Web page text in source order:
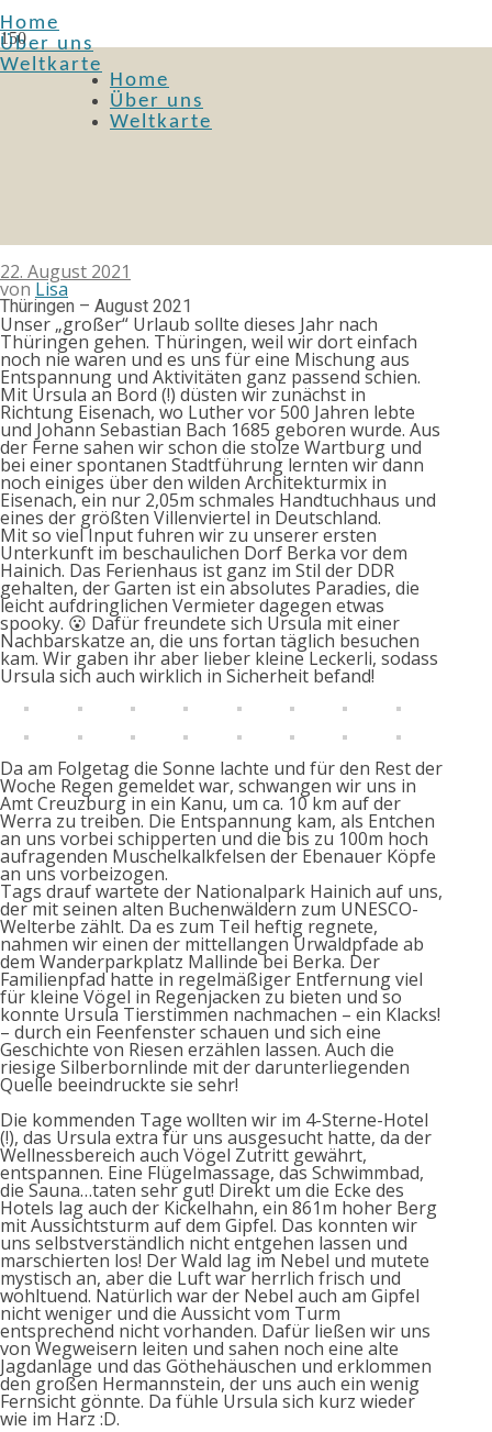
Home
Über uns
Weltkarte
150
Home
Über uns
Weltkarte
22. August 2021
von Lisa
Thüringen – August 2021
Unser „großer“ Urlaub sollte dieses Jahr nach
Thüringen gehen. Thüringen, weil wir dort einfach
noch nie waren und es uns für eine Mischung aus
Entspannung und Aktivitäten ganz passend schien.
Mit Ursula an Bord (!) düsten wir zunächst in
Richtung Eisenach, wo Luther vor 500 Jahren lebte
und Johann Sebastian Bach 1685 geboren wurde. Aus
der Ferne sahen wir schon die stolze Wartburg und
bei einer spontanen Stadtführung lernten wir dann
noch einiges über den wilden Architekturmix in
Eisenach, ein nur 2,05m schmales Handtuchhaus und
eines der größten Villenviertel in Deutschland.
Mit so viel Input fuhren wir zu unserer ersten
Unterkunft im beschaulichen Dorf Berka vor dem
Hainich. Das Ferienhaus ist ganz im Stil der DDR
gehalten, der Garten ist ein absolutes Paradies, die
leicht aufdringlichen Vermieter dagegen etwas
spooky. 😮 Dafür freundete sich Ursula mit einer
Nachbarskatze an, die uns fortan täglich besuchen
kam. Wir gaben ihr aber lieber kleine Leckerli, sodass
Ursula sich auch wirklich in Sicherheit befand!
Da am Folgetag die Sonne lachte und für den Rest der
Woche Regen gemeldet war, schwangen wir uns in
Amt Creuzburg in ein Kanu, um ca. 10 km auf der
Werra zu treiben. Die Entspannung kam, als Entchen
an uns vorbei schipperten und die bis zu 100m hoch
aufragenden Muschelkalkfelsen der Ebenauer Köpfe
an uns vorbeizogen.
Tags drauf wartete der Nationalpark Hainich auf uns,
der mit seinen alten Buchenwäldern zum UNESCO-
Welterbe zählt. Da es zum Teil heftig regnete,
nahmen wir einen der mittellangen Urwaldpfade ab
dem Wanderparkplatz Mallinde bei Berka. Der
Familienpfad hatte in regelmäßiger Entfernung viel
für kleine Vögel in Regenjacken zu bieten und so
konnte Ursula Tierstimmen nachmachen – ein Klacks!
– durch ein Feenfenster schauen und sich eine
Geschichte von Riesen erzählen lassen. Auch die
riesige Silberbornlinde mit der darunterliegenden
Quelle beeindruckte sie sehr!
Die kommenden Tage wollten wir im 4-Sterne-Hotel
(!), das Ursula extra für uns ausgesucht hatte, da der
Wellnessbereich auch Vögel Zutritt gewährt,
entspannen. Eine Flügelmassage, das Schwimmbad,
die Sauna…taten sehr gut! Direkt um die Ecke des
Hotels lag auch der Kickelhahn, ein 861m hoher Berg
mit Aussichtsturm auf dem Gipfel. Das konnten wir
uns selbstverständlich nicht entgehen lassen und
marschierten los! Der Wald lag im Nebel und mutete
mystisch an, aber die Luft war herrlich frisch und
wohltuend. Natürlich war der Nebel auch am Gipfel
nicht weniger und die Aussicht vom Turm
entsprechend nicht vorhanden. Dafür ließen wir uns
von Wegweisern leiten und sahen noch eine alte
Jagdanlage und das Göthehäuschen und erklommen
den großen Hermannstein, der uns auch ein wenig
Fernsicht gönnte. Da fühle Ursula sich kurz wieder
wie im Harz :D.